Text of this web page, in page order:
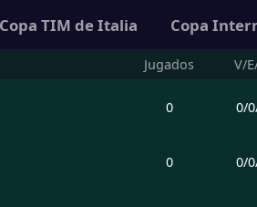
Copa TIM de Italia Copa
Jugados V/
0 0/0
0 0/0